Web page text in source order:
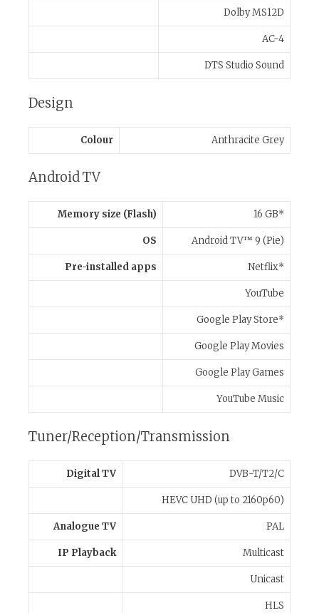
Dolby MS12D
AC-4
DTS Studio Sound
Design
Colour Anthracite Grey
Android TV
Memory size (Flash) 16 GB*
OS Android TV™ 9 (Pie)
Pre-installed apps Netflix*
YouTube
Google Play Store*
Google Play Movies
Google Play Games
YouTube Music
Tuner/Reception/Transmission
Digital TV DVB-T/T2/C
HEVC UHD (up to 2160p60)
Analogue TV PAL
IP Playback Multicast
Unicast
HLS